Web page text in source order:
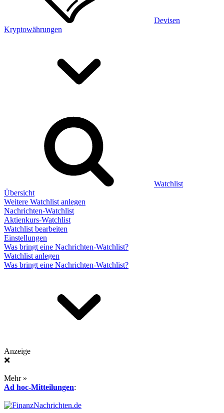
Devisen
Kryptowährungen
Watchlist
Übersicht
Weitere Watchlist anlegen
Nachrichten-Watchlist
Aktienkurs-Watchlist
Watchlist bearbeiten
Einstellungen
Was bringt eine Nachrichten-Watchlist?
Watchlist anlegen
Was bringt eine Nachrichten-Watchlist?
Anzeige
❌
Mehr »
Ad hoc-Mitteilungen: